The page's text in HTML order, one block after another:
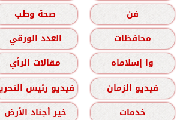
فن
صحة وطب
محافظات
العدد الورقي
وا إسلاماه
مقالات الرأي
فيديو الزمان
فيديو رئيس
خدمات
خير أجناد الأرض